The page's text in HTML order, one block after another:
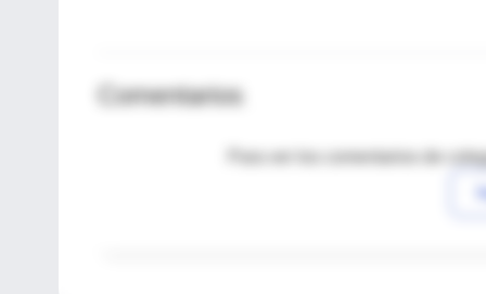
Comentarios
Para ver los comentarios de